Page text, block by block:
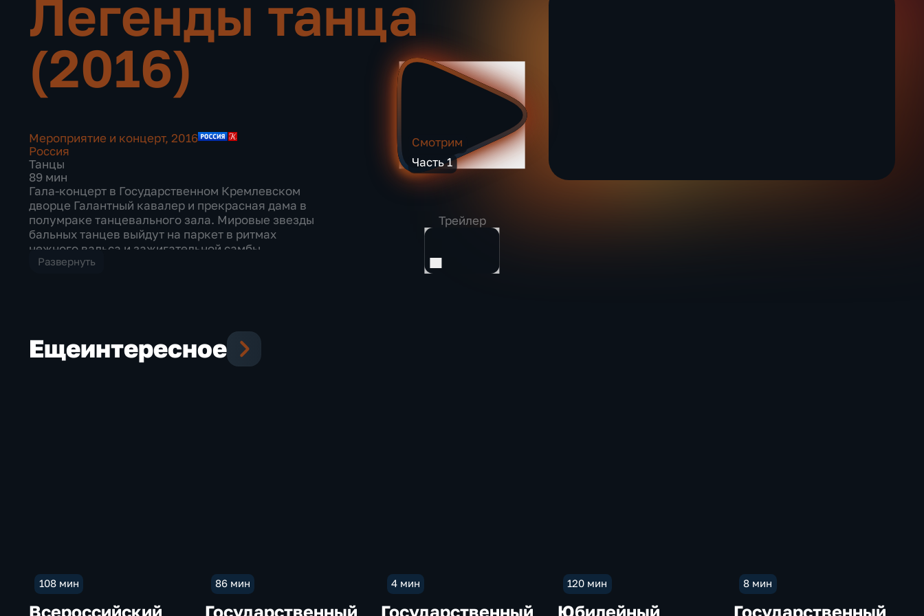
Легенды танца
(2016)
Смотрим
Часть 1
Мероприятие и концерт, 2016
Россия
Танцы
89 мин
Гала-концерт в Государственном Кремлевском
дворце Галантный кавалер и прекрасная дама в
полумраке танцевального зала. Мировые звезды
бальных танцев выйдут на паркет в ритмах
нежного вальса и зажигательной самбы,
страстного танго и поглощающей румбы.
Развернуть
Трейлер
Ещеинтересное
108 мин
Всероссийский
86 мин
Государственный
4 мин
Государственный
120 мин
Юбилейный
8 мин
Государственный